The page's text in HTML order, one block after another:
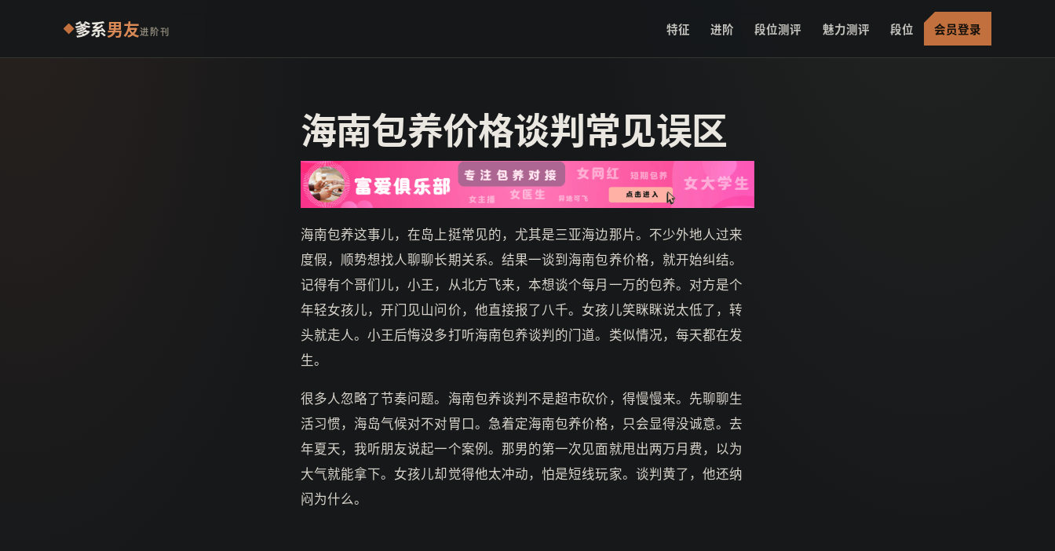
爹系男友进阶刊 特征 进阶 段位测评 魅力测评 段位 会员登录
海南包养价格谈判常见误区
海南包养这事儿，在岛上挺常见的，尤其是三亚海边那片。不少外地人过来
度假，顺势想找人聊聊长期关系。结果一谈到海南包养价格，就开始纠结。
记得有个哥们儿，小王，从北方飞来，本想谈个每月一万的包养。对方是个
年轻女孩儿，开门见山问价，他直接报了八千。女孩儿笑眯眯说太低了，转
头就走人。小王后悔没多打听海南包养谈判的门道。类似情况，每天都在发
生。
很多人忽略了节奏问题。海南包养谈判不是超市砍价，得慢慢来。先聊聊生
活习惯，海岛气候对不对胃口。急着定海南包养价格，只会显得没诚意。去
年夏天，我听朋友说起一个案例。那男的第一次见面就甩出两万月费，以为
大气就能拿下。女孩儿却觉得他太冲动，怕是短线玩家。谈判黄了，他还纳
闷为什么。